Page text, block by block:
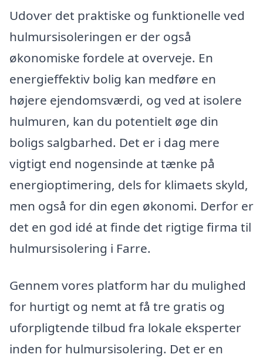
Udover det praktiske og funktionelle ved
hulmursisoleringen er der også
økonomiske fordele at overveje. En
energieffektiv bolig kan medføre en
højere ejendomsværdi, og ved at isolere
hulmuren, kan du potentielt øge din
boligs salgbarhed. Det er i dag mere
vigtigt end nogensinde at tænke på
energioptimering, dels for klimaets skyld,
men også for din egen økonomi. Derfor er
det en god idé at finde det rigtige firma til
hulmursisolering i Farre.
Gennem vores platform har du mulighed
for hurtigt og nemt at få tre gratis og
uforpligtende tilbud fra lokale eksperter
inden for hulmursisolering. Det er en